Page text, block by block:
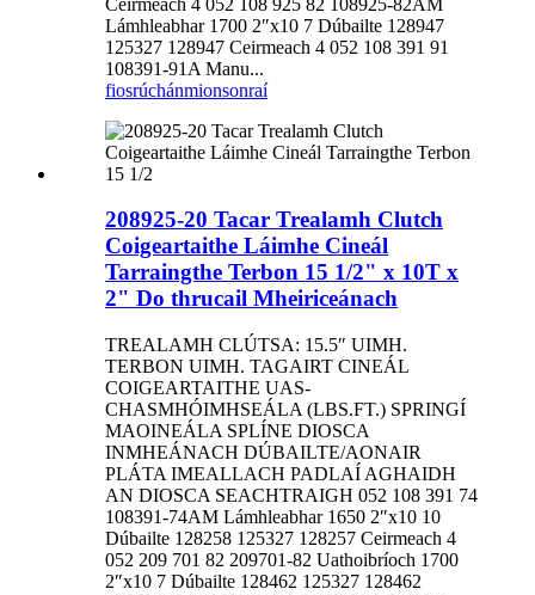
Lámhleabhar 1700 2″x10 7 Dúbailte 128947
125327 128947 Ceirmeach 4 052 108 391 91
108391-91A Manu...
fiosrúchánmionsonraí
208925-20 Tacar Trealamh Clutch
Coigeartaithe Láimhe Cineál
Tarraingthe Terbon 15 1/2" x 10T x
2" Do thrucail Mheiriceánach
TREALAMH CLÚTSA: 15.5″ UIMH.
TERBON UIMH. TAGAIRT CINEÁL
COIGEARTAITHE UAS-
CHASMHÓIMHSEÁLA (LBS.FT.) SPRINGÍ
MAOINEÁLA SPLÍNE DIOSCA
INMHEÁNACH DÚBAILTE/AONAIR
PLÁTA IMEALLACH PADLAÍ AGHAIDH
AN DIOSCA SEACHTRAIGH 052 108 391 74
108391-74AM Lámhleabhar 1650 2″x10 10
Dúbailte 128258 125327 128257 Ceirmeach 4
052 209 701 82 209701-82 Uathoibríoch 1700
2″x10 7 Dúbailte 128462 125327 128462